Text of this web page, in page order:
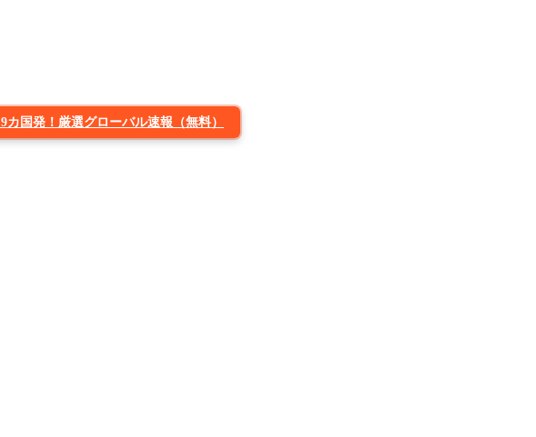
9カ国発！厳選グローバル速報（無料）